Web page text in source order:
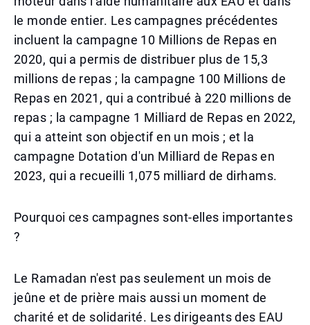
le monde entier. Les campagnes précédentes
incluent la campagne 10 Millions de Repas en
2020, qui a permis de distribuer plus de 15,3
millions de repas ; la campagne 100 Millions de
Repas en 2021, qui a contribué à 220 millions de
repas ; la campagne 1 Milliard de Repas en 2022,
qui a atteint son objectif en un mois ; et la
campagne Dotation d'un Milliard de Repas en
2023, qui a recueilli 1,075 milliard de dirhams.
Pourquoi ces campagnes sont-elles importantes
?
Le Ramadan n'est pas seulement un mois de
jeûne et de prière mais aussi un moment de
charité et de solidarité. Les dirigeants des EAU